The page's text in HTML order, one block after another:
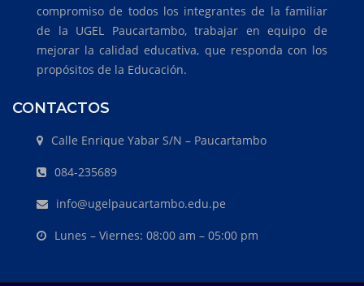
compromiso de todos los integrantes de la familiar
de la UGEL Paucartambo, trabajar en equipo de
mejorar la calidad educativa, que responda con los
propósitos de la Educación.
CONTACTOS
Calle Enrique Yabar S/N – Paucartambo
084-235689
info@ugelpaucartambo.edu.pe
Lunes – Viernes: 08:00 am – 05:00 pm